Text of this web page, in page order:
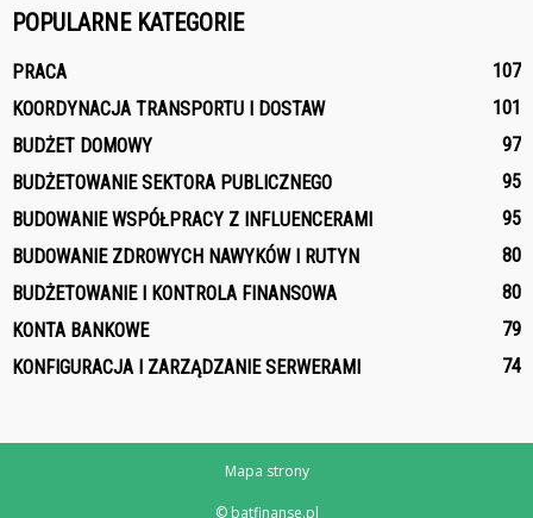
POPULARNE KATEGORIE
PRACA
107
KOORDYNACJA TRANSPORTU I DOSTAW
101
BUDŻET DOMOWY
97
BUDŻETOWANIE SEKTORA PUBLICZNEGO
95
BUDOWANIE WSPÓŁPRACY Z INFLUENCERAMI
95
BUDOWANIE ZDROWYCH NAWYKÓW I RUTYN
80
BUDŻETOWANIE I KONTROLA FINANSOWA
80
KONTA BANKOWE
79
KONFIGURACJA I ZARZĄDZANIE SERWERAMI
74
Mapa strony
© batfinanse.pl